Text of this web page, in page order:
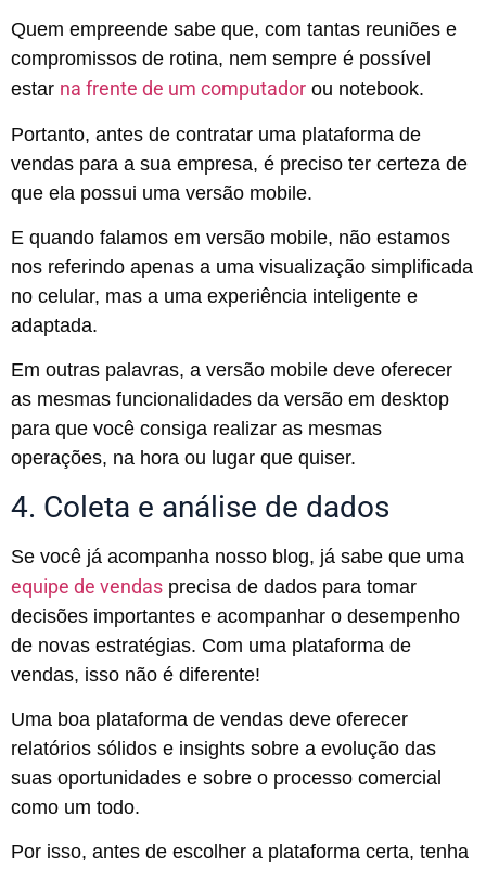
Quem empreende sabe que, com tantas reuniões e
compromissos de rotina, nem sempre é possível
estar na frente de um computador ou notebook.
Portanto, antes de contratar uma plataforma de
vendas para a sua empresa, é preciso ter certeza de
que ela possui uma versão mobile.
E quando falamos em versão mobile, não estamos
nos referindo apenas a uma visualização simplificada
no celular, mas a uma experiência inteligente e
adaptada.
Em outras palavras, a versão mobile deve oferecer
as mesmas funcionalidades da versão em desktop
para que você consiga realizar as mesmas
operações, na hora ou lugar que quiser.
4. Coleta e análise de dados
Se você já acompanha nosso blog, já sabe que uma
equipe de vendas precisa de dados para tomar
decisões importantes e acompanhar o desempenho
de novas estratégias. Com uma plataforma de
vendas, isso não é diferente!
Uma boa plataforma de vendas deve oferecer
relatórios sólidos e insights sobre a evolução das
suas oportunidades e sobre o processo comercial
como um todo.
Por isso, antes de escolher a plataforma certa, tenha